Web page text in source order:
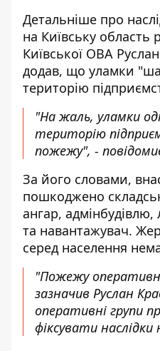
Детальніше про
на Київську область
Київської ОВА
додав, що уламки
територію
"На жаль, уламки
територію
пожежу", -
За його словами,
пошкоджено
ангар,
та навантажувач.
серед населення
"Пожежу
зазначив Руслан
оперативні групи
фіксувати наслідки